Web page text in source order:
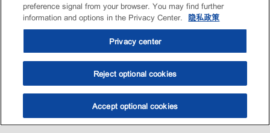
preference signal from your browser. You may find further
information and options in the Privacy Center.
隐私政策
Privacy center
Reject optional cookies
Accept optional cookies